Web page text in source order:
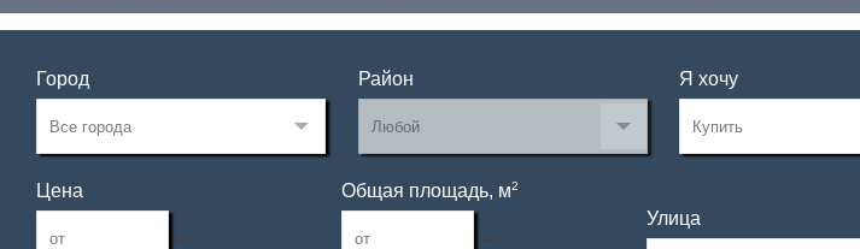
Город Район Я хочу
Цена
—
Общая площадь, м2
—
Улица